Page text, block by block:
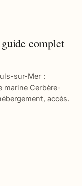
complet
sur-Mer :
marine Cerbère-
accès.